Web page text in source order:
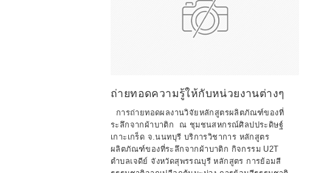
ถ่ายทอดความรู้ให้กับหน่วยงานต่างๆ
การถ่ายทอดผลงานวิจัยหลักสูตรผลิตภัณฑ์ของที่
ระลึกจากผ้าบาติก ณ ชุมชนสหกรณ์ศิลปประดิษฐ์
เกาะเกร็ด จ.นนทบุรี บริการวิชาการ หลักสูตร
ผลิตภัณฑ์ของที่ระลึกจากผ้าบาติก กิจกรรม U2T
ตำบลเจดีย์ จังหวัดสุพรรณบุรี หลักสูตร การย้อมสี